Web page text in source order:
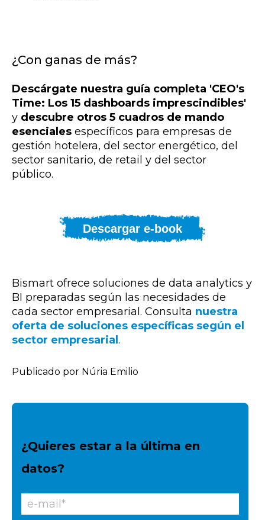
¿Con ganas de más?
Descárgate nuestra guía completa 'CEO's
Time: Los 15 dashboards imprescindibles'
y descubre otros 5 cuadros de mando
esenciales específicos para empresas de
gestión hotelera, del sector energético, del
sector sanitario, de retail y del sector
público.
Descargar e-book
Bismart ofrece soluciones de data analytics y
BI preparadas según las necesidades de
cada sector empresarial. Consulta nuestra
oferta de soluciones específicas según el
sector empresarial .
Publicado por Núria Emilio
¿Quieres estar a la última en
datos?